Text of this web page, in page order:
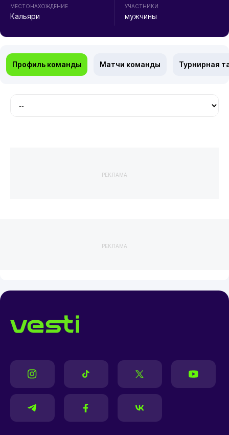
МЕСТОНАХОЖДЕНИЕ
Кальяри
УЧАСТНИКИ
мужчины
Профиль команды Матчи команды Турнирная
РЕКЛАМА
РЕКЛАМА